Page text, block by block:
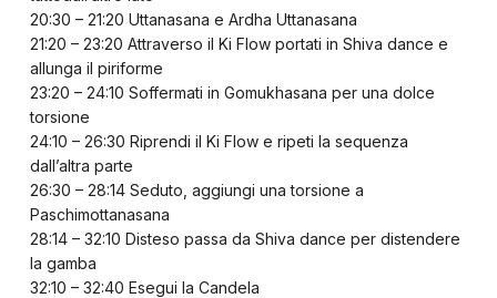
20:30 – 21:20 Uttanasana e Ardha Uttanasana
21:20 – 23:20 Attraverso il Ki Flow portati in Shiva dance e
allunga il piriforme
23:20 – 24:10 Soffermati in Gomukhasana per una dolce
torsione
24:10 – 26:30 Riprendi il Ki Flow e ripeti la sequenza
dall’altra parte
26:30 – 28:14 Seduto, aggiungi una torsione a
Paschimottanasana
28:14 – 32:10 Disteso passa da Shiva dance per distendere
la gamba
32:10 – 32:40 Esegui la Candela